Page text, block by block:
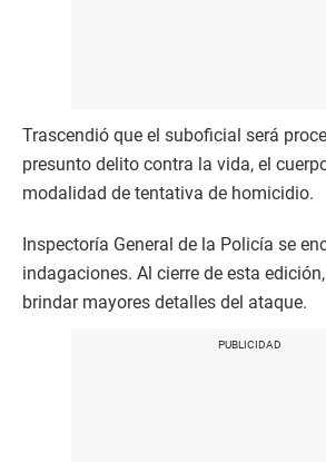
Trascendió que el suboficial será
presunto delito contra la vida, el
modalidad de tentativa de homicidio.
Inspectoría General de la Policía se
indagaciones. Al cierre de esta
brindar mayores detalles del ataque.